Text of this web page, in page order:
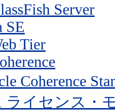
Server
SE
Tier
Coherence
ライセンス・